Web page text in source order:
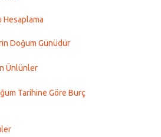
Hesaplama
Doğum Günüdür
Ünlünler
Tarihine Göre Burç